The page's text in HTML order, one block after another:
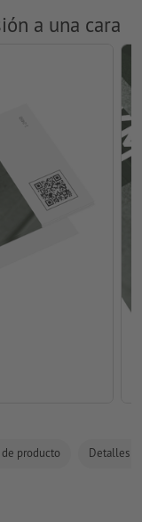
a una cara
producto Detalles